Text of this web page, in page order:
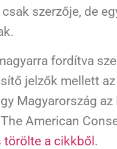
szerzője, de
fordítva
jelzők mellett
Magyarország
American
a cikkből .